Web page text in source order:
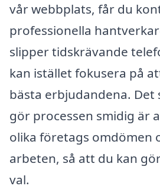
vår webbplats, får du
professionella
slipper tidskrävande
kan istället fokusera på
bästa erbjudandena. Det
gör processen smidig är
olika företags omdömen
arbeten, så att du kan
val.